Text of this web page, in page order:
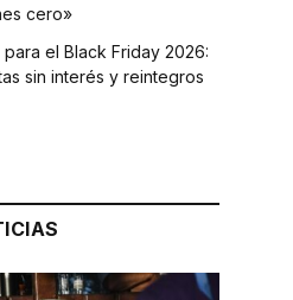
cero»
el Black Friday 2026:
sin interés y reintegros